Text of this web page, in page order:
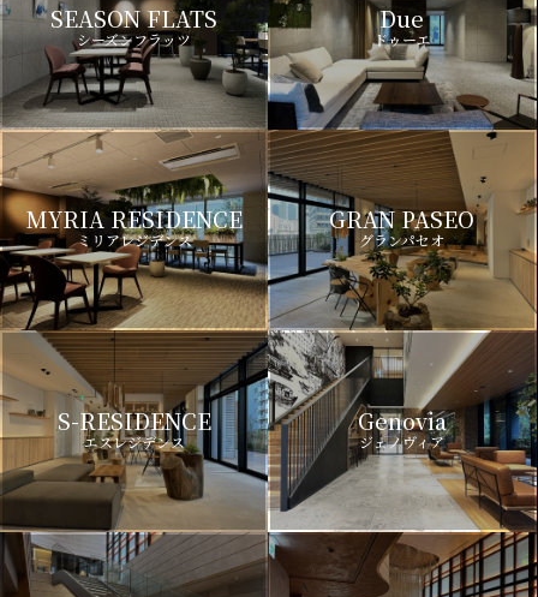
SEASON FLATS
シーズンフラッツ
Due
ドゥーエ
MYRIA RESIDENCE
ミリアレジデンス
GRAN PASEO
グランパセオ
S-RESIDENCE
エスレジデンス
Genovia
ジェノヴィア